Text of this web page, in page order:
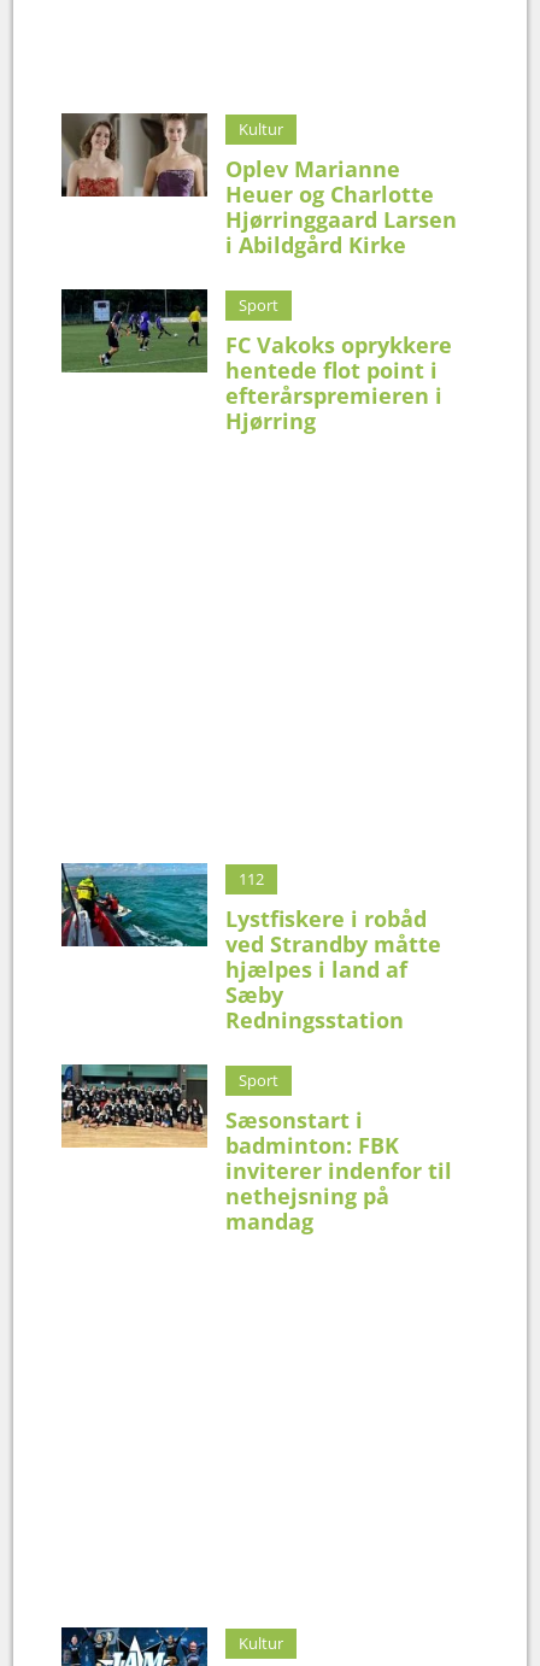
Kultur
Oplev Marianne
Heuer og Charlotte
Hjørringgaard Larsen
i Abildgård Kirke
Sport
FC Vakoks oprykkere
hentede flot point i
efterårspremieren i
Hjørring
112
Lystfiskere i robåd
ved Strandby måtte
hjælpes i land af
Sæby
Redningsstation
Sport
Sæsonstart i
badminton: FBK
inviterer indenfor til
nethejsning på
mandag
Kultur